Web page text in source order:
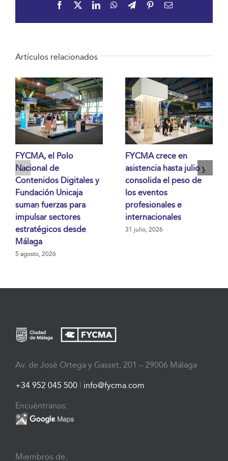
Facebook LinkedInWhatsApp
TelegramPinterestCorreo
Artículos relacionados
FYCMA, el Polo
Nacional de
Contenidos Digitales y
Fundación Unicaja
suman fuerzas para
impulsar sectores
estratégicos desde
Málaga
5 agosto, 2026
FYCMA crece en
asistencia hasta julio y
consolida el peso de
los eventos
profesionales e
internacionales
31 julio, 2026
Av. de José Ortega y Gasset, 201 – 29006 Málaga
+34 952 045 500 | info@fycma.com
Encuéntranos:
Miembros de: